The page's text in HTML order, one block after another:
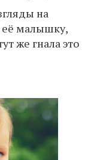
на
её малышку,
же гнала это